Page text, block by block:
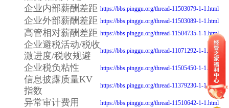
企业内部薪酬差距 https://bbs.pinggu.org/thread-11503079-1-1.html
企业外部薪酬差距 https://bbs.pinggu.org/thread-11503089-1-1.html
高管相对薪酬差距 https://bbs.pinggu.org/thread-11504735-1-1.html
企业避税活动/税收
激进度/税收规避
https://bbs.pinggu.org/thread-11071292-1-1.html
企业税负粘性 https://bbs.pinggu.org/thread-11505450-1-1.html
信息披露质量KV
指数
https://bbs.pinggu.org/thread-11379230-1-1.html
异常审计费用 https://bbs.pinggu.org/thread-11510642-1-1.html